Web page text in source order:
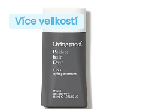
Více velikostí